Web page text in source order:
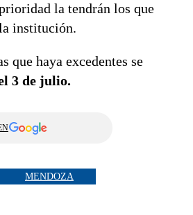
la tendrán los que
institución.
que haya excedentes se
3 de julio.
MENDOZA